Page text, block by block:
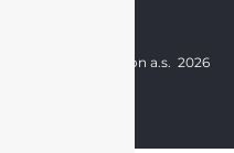
Copyright © Brilon a.s. 2026